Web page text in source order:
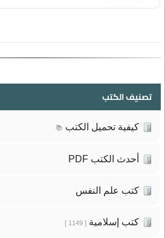
تصنيف الكتب
كيفية تحميل الكتب 📚
أحدث الكتب PDF
كتب علم النفس
كتب إسلامية[ 1149 ]